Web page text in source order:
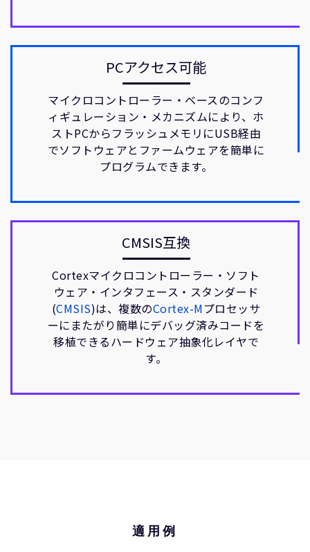
PCアクセス可能
マイクロコントローラー・ベースのコンフ
ィギュレーション・メカニズムにより、ホ
ストPCからフラッシュメモリにUSB経由
でソフトウェアとファームウェアを簡単に
プログラムできます。
CMSIS互換
Cortexマイクロコントローラー・ソフト
ウェア・インタフェース・スタンダード
(CMSIS)は、複数のCortex-Mプロセッサ
ーにまたがり簡単にデバッグ済みコードを
移植できるハードウェア抽象化レイヤで
す。
適用例